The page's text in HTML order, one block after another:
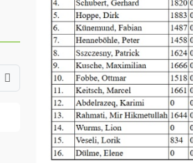
Passwort anzeigen